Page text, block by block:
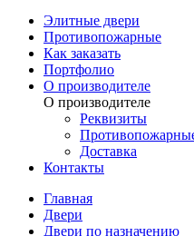
Элитные двери
Противопожарные
Как заказать
Портфолио
О производителе
О производителе
Реквизиты
Доставка
Контакты
Главная
Двери
Двери по назначению